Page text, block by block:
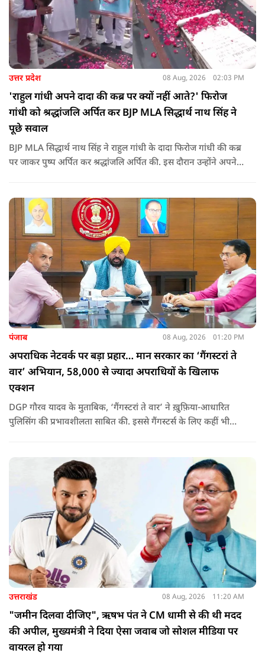
उत्तर प्रदेश 08 Aug, 2026 02:03 PM
'राहुल गांधी अपने दादा की कब्र पर क्यों नहीं आते?' फिरोज
गांधी को श्रद्धांजलि अर्पित कर BJP MLA सिद्धार्थ नाथ सिंह ने
पूछे सवाल
BJP MLA सिद्धार्थ नाथ सिंह ने राहुल गांधी के दादा फिरोज गांधी की कब्र
पर जाकर पुष्प अर्पित कर श्रद्धांजलि अर्पित की. इस दौरान उन्होंने अपने
कि वह भविष्य में क्या करें.
पंजाब 08 Aug, 2026 01:20 PM
अपराधिक नेटवर्क पर बड़ा प्रहार… मान सरकार का ‘गैंगस्टरां ते
वार’ अभियान, 58,000 से ज्यादा अपराधियों के खिलाफ
एक्शन
DGP गौरव यादव के मुताबिक, ‘गैंगस्टरां ते वार’ ने ख़ुफ़िया-आधारित
पुलिसिंग की प्रभावशीलता साबित की. इससे गैंगस्टर्स के लिए कहीं भी
उत्तराखंड 08 Aug, 2026 11:20 AM
"जमीन दिलवा दीजिए", ऋषभ पंत ने CM धामी से की थी मदद
की अपील, मुख्यमंत्री ने दिया ऐसा जवाब जो सोशल मीडिया पर
वायरल हो गया